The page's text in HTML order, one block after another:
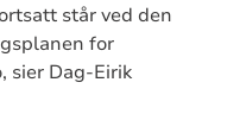
står ved den
for
sier Dag-Eirik